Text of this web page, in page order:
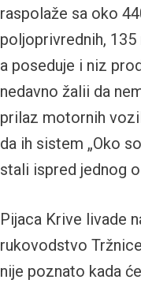
raspolaže sa oko
poljoprivrednih,
a poseduje i niz
nedavno žalii da
prilaz motornih
da ih sistem „Oko
stali ispred jednog
Pijaca Krive livade
rukovodstvo
nije poznato kada